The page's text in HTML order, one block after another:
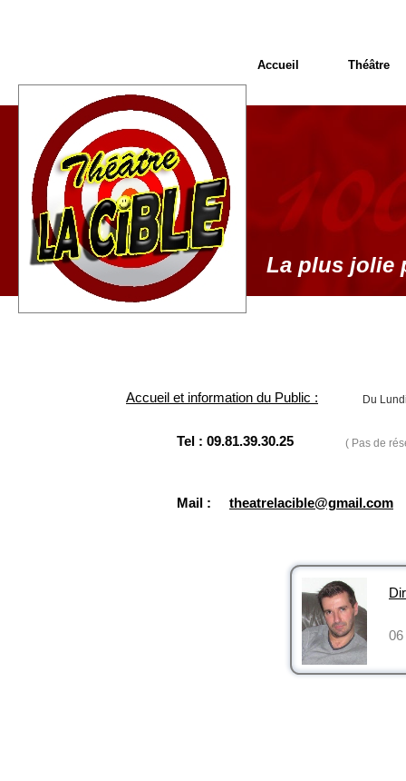
Accueil et information du Public : Du
Tel : 09.81.39.30.25 ( Pas de
Mail : theatrelacible@gmail.com
La plus jolie
06
Accueil Théâtre